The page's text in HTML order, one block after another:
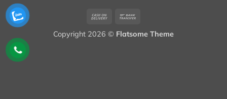
Cash
Delivery
Copyright 2026 © Flatsome Theme